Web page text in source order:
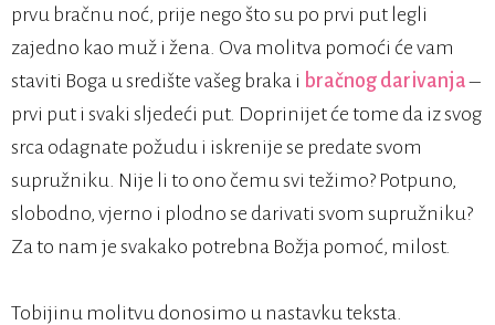
prvu bračnu noć, prije nego što su po prvi put legli
zajedno kao muž i žena. Ova molitva pomoći će vam
staviti Boga u središte vašeg braka i bračnog darivanja–
prvi put i svaki sljedeći put. Doprinijet će tome da iz svog
srca odagnate požudu i iskrenije se predate svom
supružniku. Nije li to ono čemu svi težimo? Potpuno,
slobodno, vjerno i plodno se darivati svom supružniku?
Za to nam je svakako potrebna Božja pomoć, milost.
Tobijinu molitvu donosimo u nastavku teksta.